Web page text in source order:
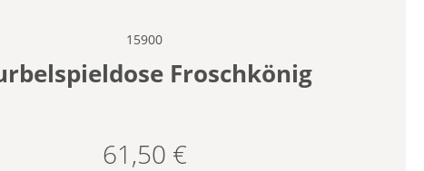
15900
Froschkönig
Regulärer Preis:
61,50 €